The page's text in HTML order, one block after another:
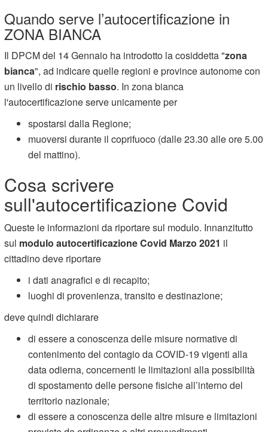
Quando serve l’autocertificazione in
ZONA BIANCA
Il DPCM del 14 Gennaio ha introdotto la cosiddetta "zona
bianca", ad indicare quelle regioni e province autonome con
un livello di rischio basso. In zona bianca
l'autocertificazione serve unicamente per
spostarsi dalla Regione;
muoversi durante il coprifuoco (dalle 23.30 alle ore 5.00
del mattino).
Cosa scrivere
sull'autocertificazione Covid
Queste le informazioni da riportare sul modulo. Innanzitutto
sul modulo autocertificazione Covid Marzo 2021 il
cittadino deve riportare
i dati anagrafici e di recapito;
luoghi di provenienza, transito e destinazione;
deve quindi dichiarare
di essere a conoscenza delle misure normative di
contenimento del contagio da COVID-19 vigenti alla
data odierna, concernenti le limitazioni alla possibilità
di spostamento delle persone fisiche all’interno del
territorio nazionale;
di essere a conoscenza delle altre misure e limitazioni